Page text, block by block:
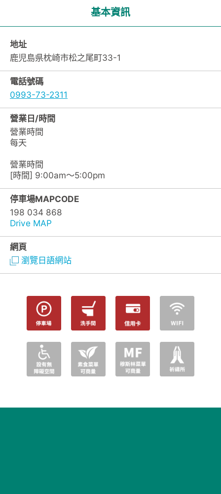
基本資訊
地址
鹿児島県枕崎市松之尾町33-1
電話號碼
0993-73-2311
營業日/時間
營業時間
每天
營業時間
[時間] 9:00am～5:00pm
停車場MAPCODE
198 034 868
Drive MAP
網頁
瀏覽日語網站